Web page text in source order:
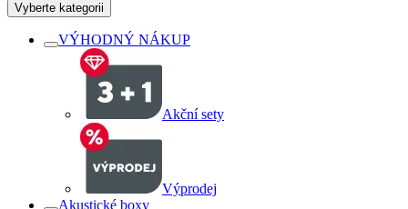
Vyberte kategorii
VÝHODNÝ NÁKUP
Akční sety
Výprodej
Akustické boxy